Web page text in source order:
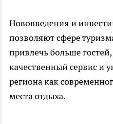
Нововведения и
позволяют сфере
привлечь больше
качественный сервис и
региона как
места отдыха.